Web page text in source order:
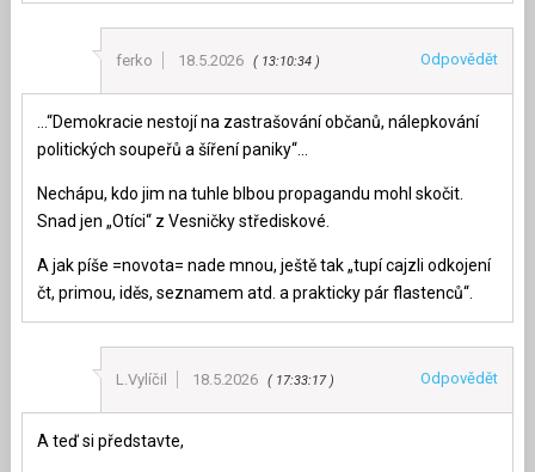
ferko 18.5.2026 13:10:34 Odpovědět
…“Demokracie nestojí na zastrašování občanů, nálepkování
politických soupeřů a šíření paniky“…
Nechápu, kdo jim na tuhle blbou propagandu mohl skočit.
Snad jen „Otíci“ z Vesničky střediskové.
A jak píše =novota= nade mnou, ještě tak „tupí cajzli odkojení
čt, primou, iděs, seznamem atd. a prakticky pár flastenců“.
L.Vylíčil 18.5.2026 17:33:17 Odpovědět
A teď si představte,